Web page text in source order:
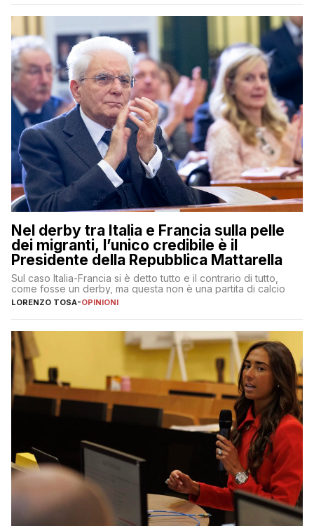
Nel derby tra Italia e Francia sulla pelle
dei migranti, l’unico credibile è il
Presidente della Repubblica Mattarella
Sul caso Italia-Francia si è detto tutto e il contrario di tutto,
come fosse un derby, ma questa non è una partita di calcio
LORENZO TOSA-OPINIONI